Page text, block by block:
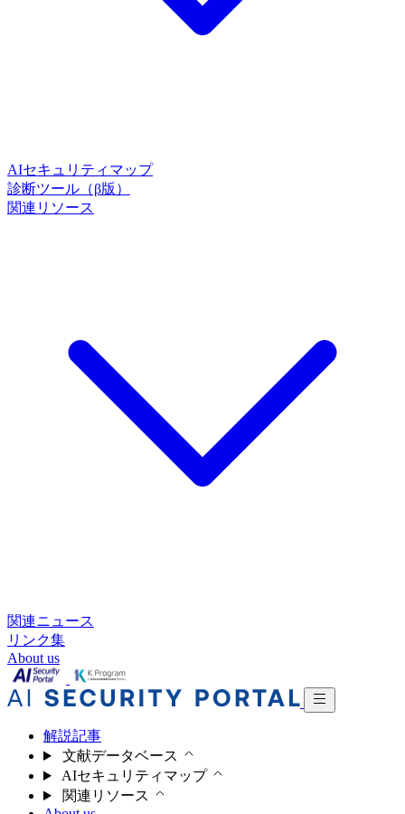
AIセキュリティマップ
診断ツール（β版）
関連リソース
関連ニュース
リンク集
About us
解説記事
文献データベース
AIセキュリティマップ
関連リソース